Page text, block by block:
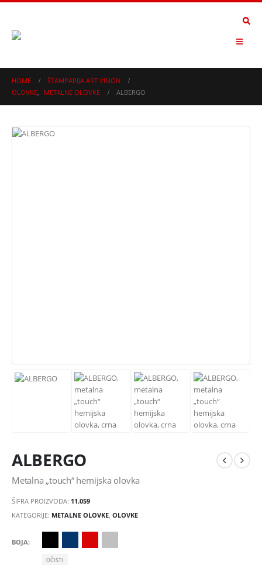
HOME
ŠTAMPARIJA ART VISION
OLOVKE, METALNE OLOVKE ALBERGO
ALBERGO
Metalna „touch“ hemijska olovka
ŠIFRA PROIZVODA: 11.059
KATEGORIJE: METALNE OLOVKE OLOVKE
BOJA
OČISTI